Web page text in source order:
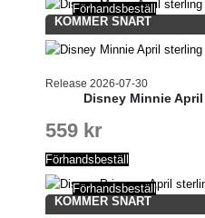
KOMMER SNART
Release 2026-07-30
Förhandsbeställ
Disney Minnie
559 kr
Förhandsbeställ
KOMMER SNART
Förhandsbeställ